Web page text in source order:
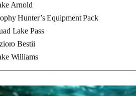
Arnold
Hunter’s Equipment Pack
Lake Pass
Bestii
Williams